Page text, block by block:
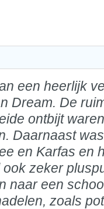
een heerlijk
Dream. De
ontbijt waren
Daarnaast
en Karfas en
zeker
naar een
zoals